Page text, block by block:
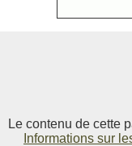
Le contenu de cette
Informations sur